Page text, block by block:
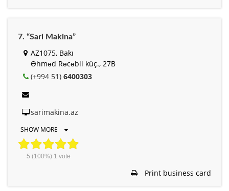
7. “Sari Makina”
AZ1075, Bakı
Əhməd Rəcəbli küç., 27B
(+994 51) 6400303
sarimakina.az
SHOW MORE
5 (100%) 1 vote
Print business card